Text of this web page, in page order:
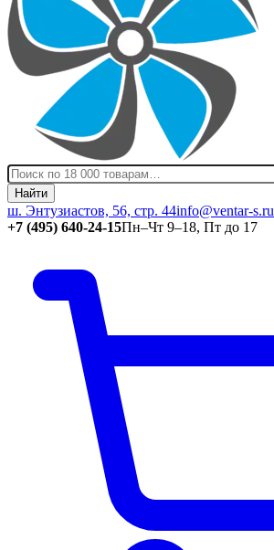
Найти
ш. Энтузиастов, 56, стр. 44info@ventar-s.ru
+7 (495) 640-24-15Пн–Чт 9–18, Пт до 17